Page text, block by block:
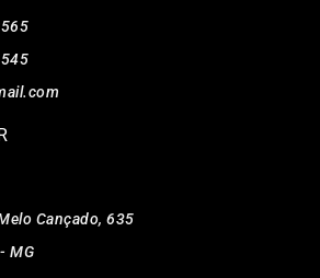
Cançado, 635
MG